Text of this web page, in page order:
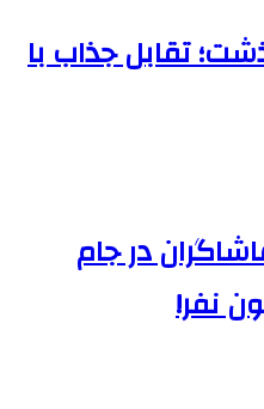
تقابل جذاب با
در جام